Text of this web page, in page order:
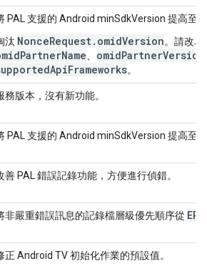
PAL 支援的 Android minSdkVersion 提高至
汰 NonceRequest.omidVersion。請改
omidPartnerVersion
。
務版本，沒有新功能。
PAL 支援的 Android minSdkVersion 提高至
善 PAL 錯誤記錄功能，方便進行偵錯。
非嚴重錯誤訊息的記錄檔層級優先順序從
正 Android TV 初始化作業的預設值。